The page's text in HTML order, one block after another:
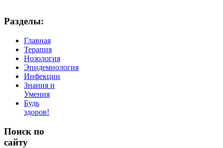
Разделы:
Главная
Терапия
Нозология
Эпидемиология
Инфекции
Знания и
Умения
Будь
здоров!
Поиск по
сайту